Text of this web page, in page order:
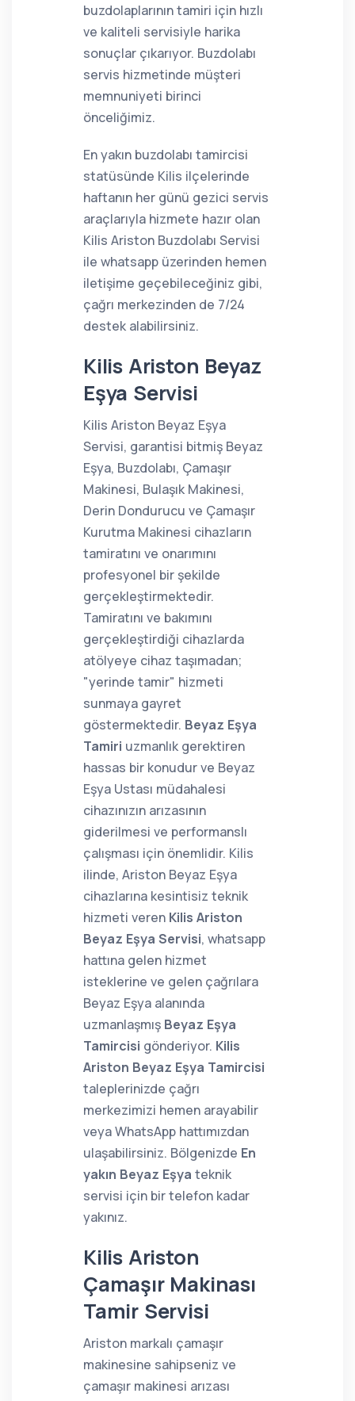
buzdolaplarının tamiri için hızlı
ve kaliteli servisiyle harika
sonuçlar çıkarıyor. Buzdolabı
servis hizmetinde müşteri
memnuniyeti birinci
önceliğimiz.
En yakın buzdolabı tamircisi
statüsünde Kilis ilçelerinde
haftanın her günü gezici servis
araçlarıyla hizmete hazır olan
Kilis Ariston Buzdolabı Servisi
ile whatsapp üzerinden hemen
iletişime geçebileceğiniz gibi,
çağrı merkezinden de 7/24
destek alabilirsiniz.
Kilis Ariston Beyaz
Eşya Servisi
Kilis Ariston Beyaz Eşya
Servisi, garantisi bitmiş Beyaz
Eşya, Buzdolabı, Çamaşır
Makinesi, Bulaşık Makinesi,
Derin Dondurucu ve Çamaşır
Kurutma Makinesi cihazların
tamiratını ve onarımını
profesyonel bir şekilde
gerçekleştirmektedir.
Tamiratını ve bakımını
gerçekleştirdiği cihazlarda
atölyeye cihaz taşımadan;
"yerinde tamir" hizmeti
sunmaya gayret
göstermektedir. Beyaz Eşya
Tamiri uzmanlık gerektiren
hassas bir konudur ve Beyaz
Eşya Ustası müdahalesi
cihazınızın arızasının
giderilmesi ve performanslı
çalışması için önemlidir. Kilis
ilinde, Ariston Beyaz Eşya
cihazlarına kesintisiz teknik
hizmeti veren Kilis Ariston
Beyaz Eşya Servisi, whatsapp
hattına gelen hizmet
isteklerine ve gelen çağrılara
Beyaz Eşya alanında
uzmanlaşmış Beyaz Eşya
Tamircisi gönderiyor. Kilis
Ariston Beyaz Eşya Tamircisi
taleplerinizde çağrı
merkezimizi hemen arayabilir
veya WhatsApp hattımızdan
ulaşabilirsiniz. Bölgenizde En
yakın Beyaz Eşya teknik
servisi için bir telefon kadar
yakınız.
Kilis Ariston
Çamaşır Makinası
Tamir Servisi
Ariston markalı çamaşır
makinesine sahipseniz ve
çamaşır makinesi arızası